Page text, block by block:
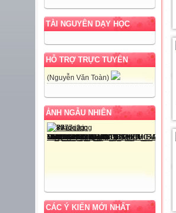
TÀI NGUYÊN DẠY HỌC
HỖ TRỢ TRỰC TUYẾN
(Nguyễn Văn Toàn)
ẢNH NGẪU NHIÊN
CÁC Ý KIẾN MỚI NHẤT